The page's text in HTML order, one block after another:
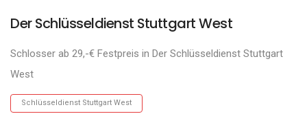
Der Schlüsseldienst Stuttgart West
Schlosser ab 29,-€ Festpreis in Der Schlüsseldienst Stuttgart
West
Schlüsseldienst Stuttgart West